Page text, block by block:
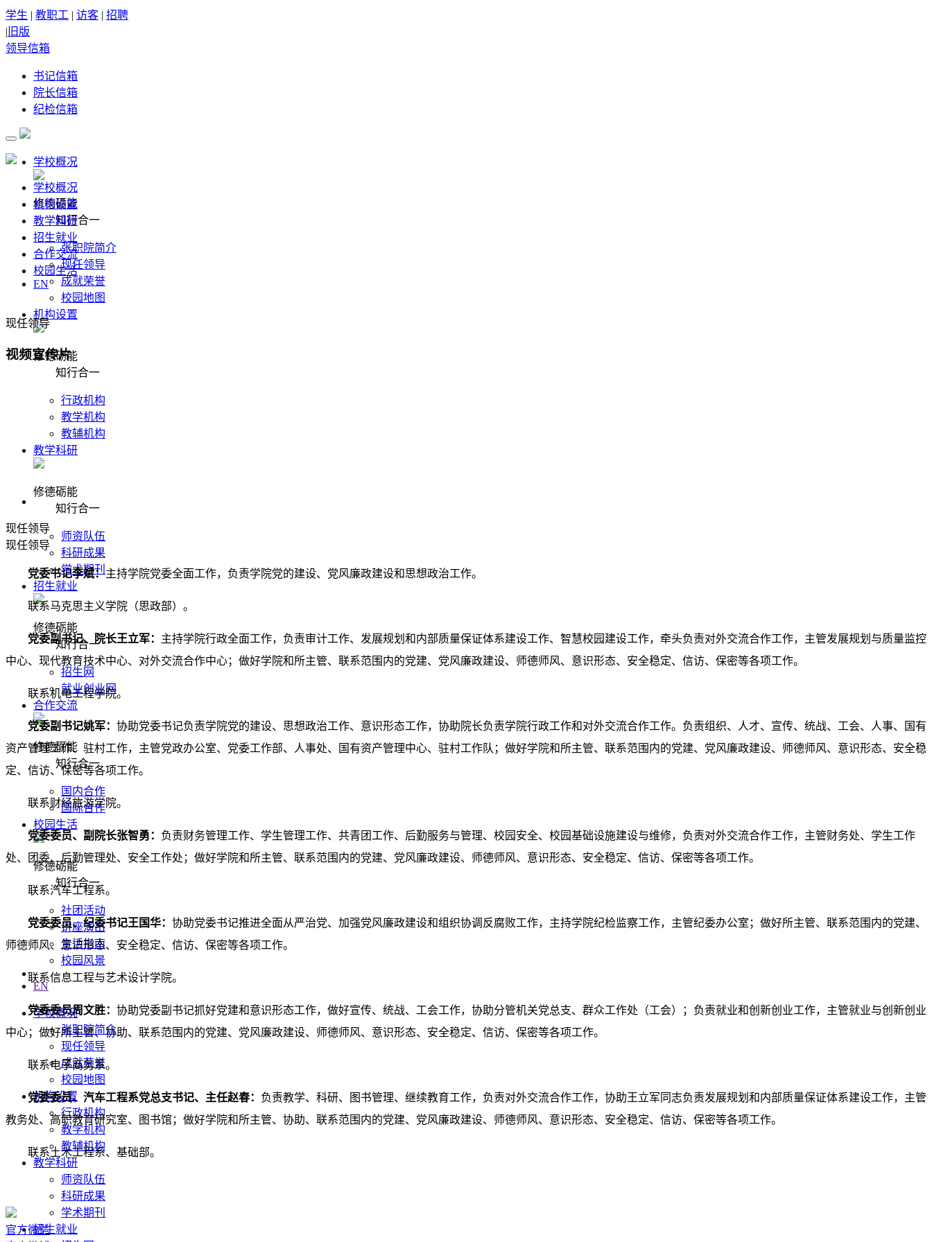
学生 | 教职工 | 访客 | 招聘
| 旧版
领导信箱
书记信箱
院长信箱
纪检信箱
学校概况
修德砺能
知行合一
张职院简介
现任领导
成就荣誉
校园地图
机构设置
修德砺能
知行合一
行政机构
教学机构
教辅机构
教学科研
修德砺能
知行合一
师资队伍
科研成果
学术期刊
招生就业
修德砺能
知行合一
招生网
就业创业网
合作交流
修德砺能
知行合一
国内合作
国际合作
校园生活
修德砺能
知行合一
社团活动
讲座演出
生活指南
校园风景
EN
学校概况
张职院简介
现任领导
成就荣誉
校园地图
机构设置
行政机构
教学机构
教辅机构
教学科研
师资队伍
科研成果
学术期刊
招生就业
学校概况
机构设置
教学科研
招生就业
合作交流
校园生活
EN
现任领导
视频宣传片
现任领导
现任领导
党委书记李斌：主持学院党委全面工作，负责学院党的建设、党风廉政建设和思想政治工作。
联系马克思主义学院（思政部）。
党委副书记、院长王立军： 主持学院行政全面工作，负责审计工作、发展规划和内部质量保证体系建设工作、智慧校园建设工作，牵头负责对外交流合作工作，主管发展规划与质量监控
中心、现代教育技术中心、对外交流合作中心； 做好学院和所主管、联系范围内的党建、党风廉政建设、师德师风、意识形态、安全稳定、信访、保密等各项工作。
联系机电工程学院。
党委副书记姚军： 协助党委书记负责学院党的建设、思想政治工作、意识形态工作，协助院长负责学院行政工作和对外交流合作工作。负责组织、人才、宣传、统战、工会、人事、
国有
资产管理工作、驻村工作，主管党政办公室、 党委工作部、人事处、 国有资产管理中心、驻村工作队； 做好学院和所主管、联系范围内的党建、党风廉政建设、师德师风、意识形态、安全稳
定、信访、保密等各项工作。
联系财经旅游学院。
党委委员、副院长张智勇： 负责财务管理工作、学生管理工作、共青团工作、后勤服务与管理、校园安全、校园基础设施建设与维修，负责对外交流合作工作，主管财务处、学生工作
处、团委、后勤管理处、安全工作处； 做好学院和所主管、联系范围内的党建、党风廉政建设、师德师风、意识形态、安全稳定、信访、保密等各项工作。
联系汽车工程系。
党委委员、纪委书记王国华： 协助党委书记推进全面从严治党、加强党风廉政建设和组织协调反腐败工作，主持学院纪检监察工作，主管纪委办公室； 做好所主管、联系范围内的党建、
师德师风、意识形态、安全稳定、信访、保密等各项工作。
联系信息工程与艺术设计学院。
党委委员周文胜： 协助党委副书记抓好党建和意识形态工作， 做好宣传、统战、工会工作，协助分管机关党总支、 群众工作处 （工会）； 负责就业和创新创业工作， 主管就业与创新创业
中心； 做好所主管、协助、联系范围内的党建、党风廉政建设、师德师风、意识形态、安全稳定、信访、 保密等各项工作。
联系电子商务系。
党委委员、汽车工程系党总支书记、主任赵春： 负责教学、科研、图书管理、继续教育工作，负责对外交流合作工作，协助王立军同志负责发展规划和内部质量保证体系建设工作，主管
教务处、高职教育研究室、图书馆； 做好学院和所主管、协助、联系范围内的党建、党风廉政建设、师德师风、意识形态、安全稳定、信访、保密等各项工作。
联系土木工程系、基础部。
官方微信